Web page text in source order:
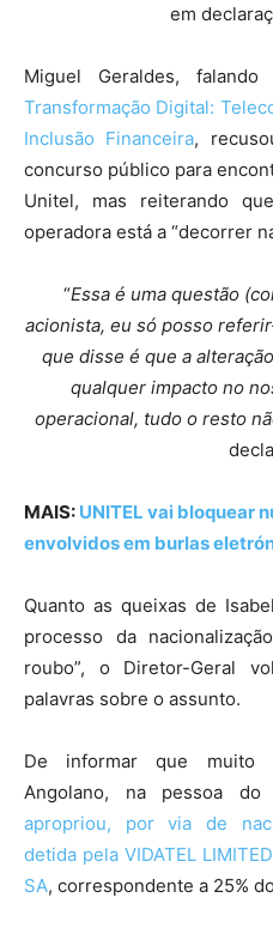
em
Miguel Geraldes,
Transformação Digital:
Inclusão Financeira,
concurso público para
Unitel, mas reiterando
operadora está a “decorrer
“Essa é uma questão
acionista, eu só posso
que disse é que a
qualquer impacto no
operacional, tudo o resto
MAIS: UNITEL vai bloquear
envolvidos em burlas
Quanto as queixas de
processo da
roubo”, o Diretor-Geral
palavras sobre o assunto.
De informar que muito
Angolano, na pessoa do
apropriou, por via de
detida pela VIDATEL
SA, correspondente a 25%